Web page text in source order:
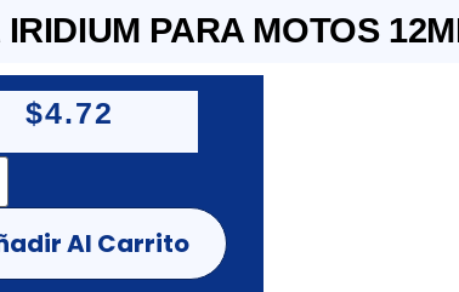
PARA MOTOS
$4.72
Al Carrito